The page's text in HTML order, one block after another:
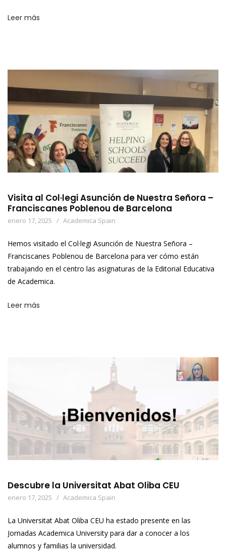
Leer más
Visita al Col·legi Asunción de Nuestra Señora –
Franciscanes Poblenou de Barcelona
enero 17, 2025 Academica Spain
Hemos visitado el Col·legi Asunción de Nuestra Señora –
Franciscanes Poblenou de Barcelona para ver cómo están
trabajando en el centro las asignaturas de la Editorial Educativa
de Academica.
Leer más
Descubre la Universitat Abat Oliba CEU
enero 17, 2025 Academica Spain
La Universitat Abat Oliba CEU ha estado presente en las
Jornadas Academica University para dar a conocer a los
alumnos y familias la universidad.